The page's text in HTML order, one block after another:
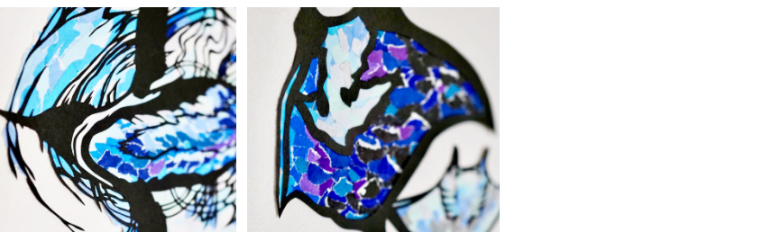
【ちぎり絵×切り絵】原画アート『p
en-guin（ペンギン）』
¥14,000
【ちぎり絵×切り絵】原画アート『m
anta（マンタ）
¥7,000